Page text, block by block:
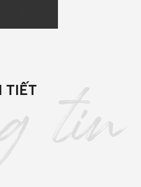
tin
TIẾT